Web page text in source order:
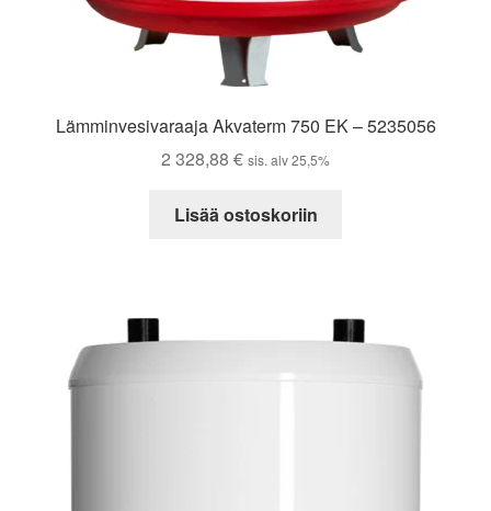
Lämminvesivaraaja Akvaterm 750 EK – 5235056
2 328,88 € sis. alv 25,5%
Lisää ostoskoriin